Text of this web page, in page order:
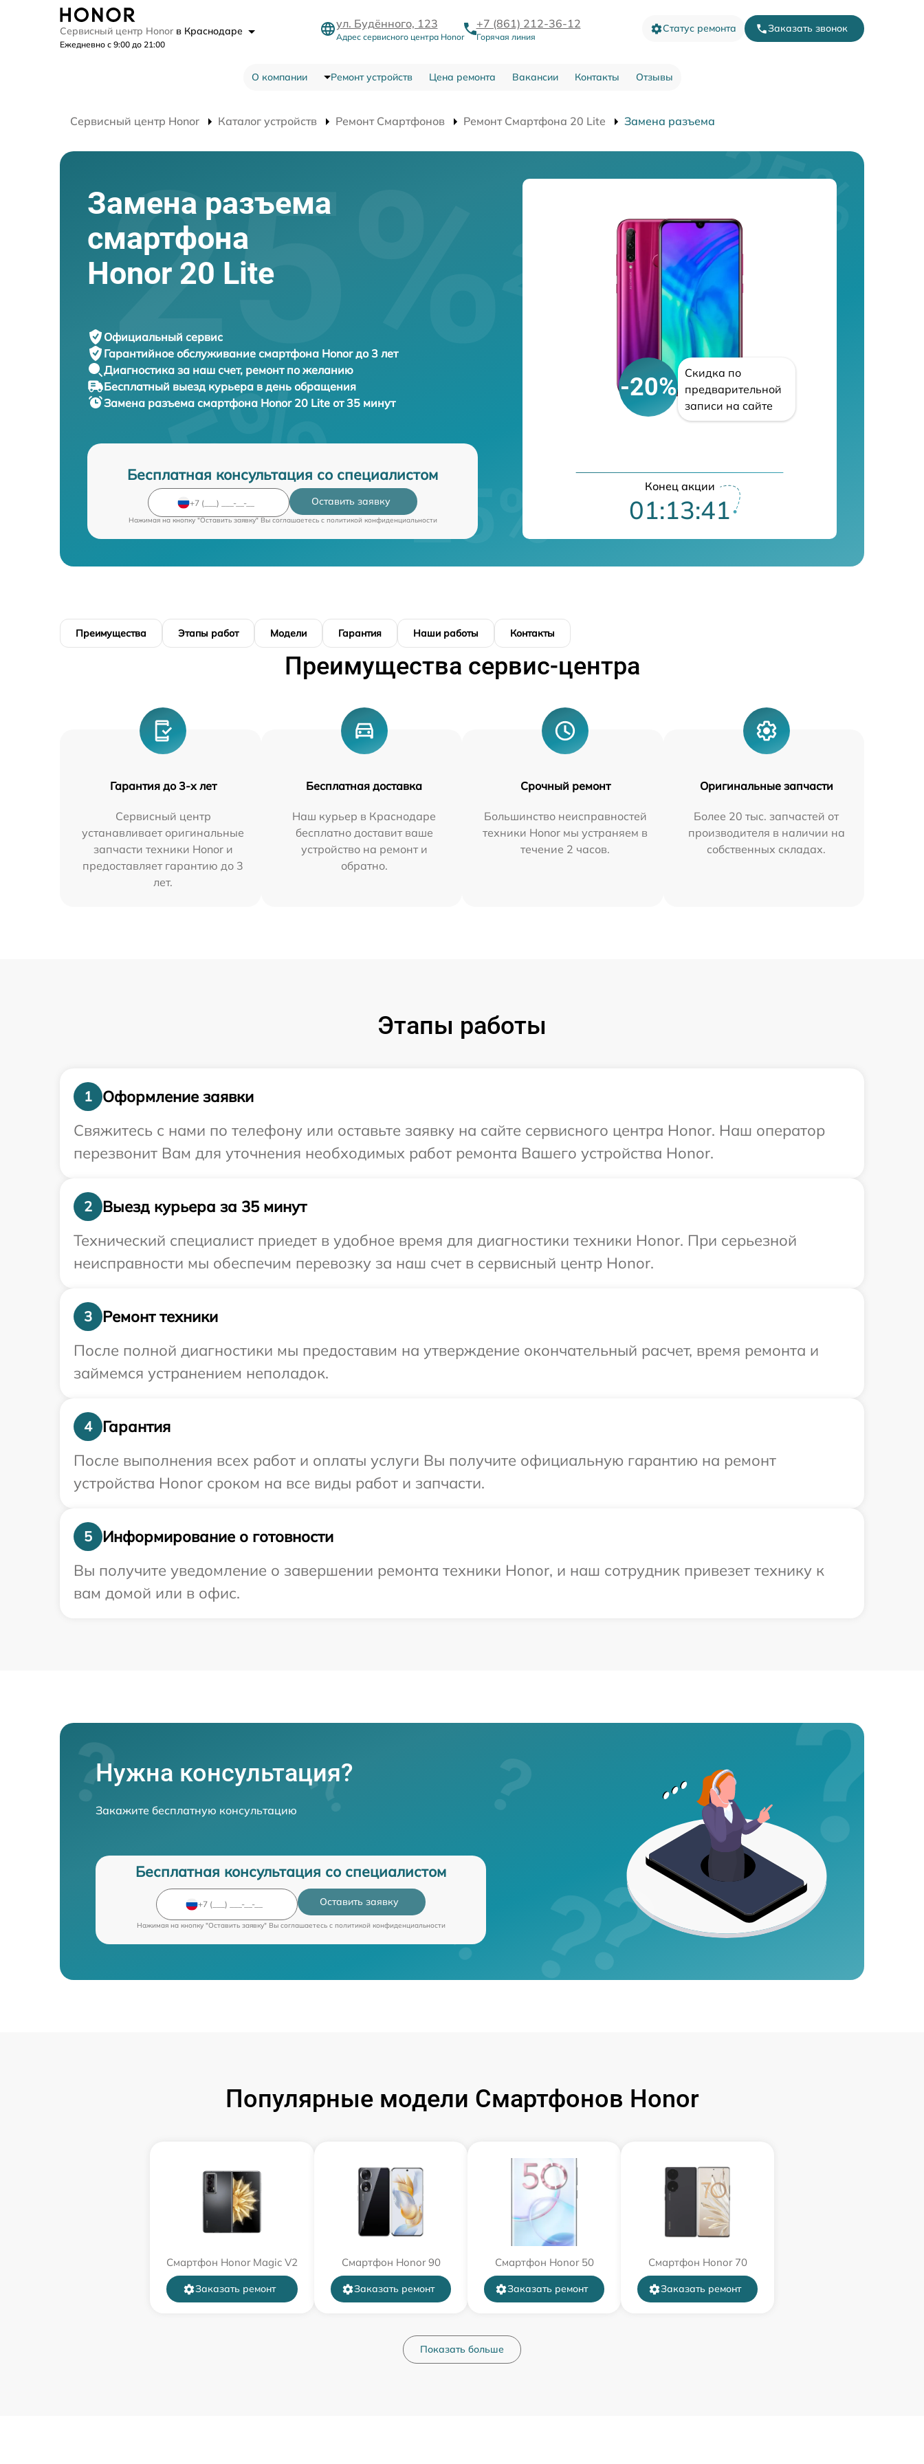
Сервисный центр Honor в Краснодаре
Ежедневно с 9:00 до 21:00
ул. Будённого, 123
Адрес сервисного центра Honor
+7 (861) 212-36-12
Горячая линия
Статус ремонта Заказать звонок
О компании Ремонт устройств Цена ремонта Вакансии Контакты Отзывы
Сервисный центр Honor Каталог устройств Ремонт Смартфонов Ремонт Смартфона 20 Lite Замена разъема
Замена разъема
смартфона
Honor 20 Lite
Официальный сервис
Гарантийное обслуживание смартфона Honor до 3 лет
Диагностика за наш счет, ремонт по желанию
Бесплатный выезд курьера в день обращения
Замена разъема смартфона Honor 20 Lite от 35 минут
Бесплатная консультация со специалистом
Оставить заявку
Нажимая на кнопку "Оставить заявку" Вы соглашаетесь c политикой конфиденциальности
-20%
Скидка по
предварительной
записи на сайте
Конец акции
01:13:40
Преимущества Этапы работ Модели Гарантия Наши работы Контакты
Преимущества сервис-центра
Гарантия до 3-х лет
Сервисный центр
устанавливает оригинальные
запчасти техники Honor и
предоставляет гарантию до 3
лет.
Бесплатная доставка
Наш курьер в Краснодаре
бесплатно доставит ваше
устройство на ремонт и
обратно.
Срочный ремонт
Большинство неисправностей
техники Honor мы устраняем в
течение 2 часов.
Оригинальные запчасти
Более 20 тыс. запчастей от
производителя в наличии на
собственных складах.
Этапы работы
1
Оформление заявки
Свяжитесь с нами по телефону или оставьте заявку на сайте сервисного центра Honor. Наш оператор
перезвонит Вам для уточнения необходимых работ ремонта Вашего устройства Honor.
2
Выезд курьера за 35 минут
Технический специалист приедет в удобное время для диагностики техники Honor. При серьезной
неисправности мы обеспечим перевозку за наш счет в сервисный центр Honor.
3
Ремонт техники
После полной диагностики мы предоставим на утверждение окончательный расчет, время ремонта и
займемся устранением неполадок.
4
Гарантия
После выполнения всех работ и оплаты услуги Вы получите официальную гарантию на ремонт
устройства Honor сроком на все виды работ и запчасти.
5
Информирование о готовности
Вы получите уведомление о завершении ремонта техники Honor, и наш сотрудник привезет технику к
вам домой или в офис.
Нужна консультация?
Закажите бесплатную консультацию
Бесплатная консультация со специалистом
Оставить заявку
Нажимая на кнопку "Оставить заявку" Вы соглашаетесь c политикой конфиденциальности
Популярные модели Смартфонов Honor
Смартфон Honor Magic V2
Заказать ремонт
Смартфон Honor 90
Заказать ремонт
Смартфон Honor 50
Заказать ремонт
Смартфон Honor 70
Заказать ремонт
Показать больше